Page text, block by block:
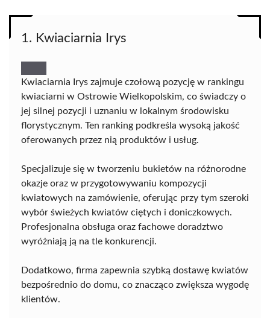
1. Kwiaciarnia Irys
Kwiaciarnia Irys zajmuje czołową pozycję w rankingu
kwiaciarni w Ostrowie Wielkopolskim, co świadczy o
jej silnej pozycji i uznaniu w lokalnym środowisku
florystycznym. Ten ranking podkreśla wysoką jakość
oferowanych przez nią produktów i usług.
Specjalizuje się w tworzeniu bukietów na różnorodne
okazje oraz w przygotowywaniu kompozycji
kwiatowych na zamówienie, oferując przy tym szeroki
wybór świeżych kwiatów ciętych i doniczkowych.
Profesjonalna obsługa oraz fachowe doradztwo
wyróżniają ją na tle konkurencji.
Dodatkowo, firma zapewnia szybką dostawę kwiatów
bezpośrednio do domu, co znacząco zwiększa wygodę
klientów.